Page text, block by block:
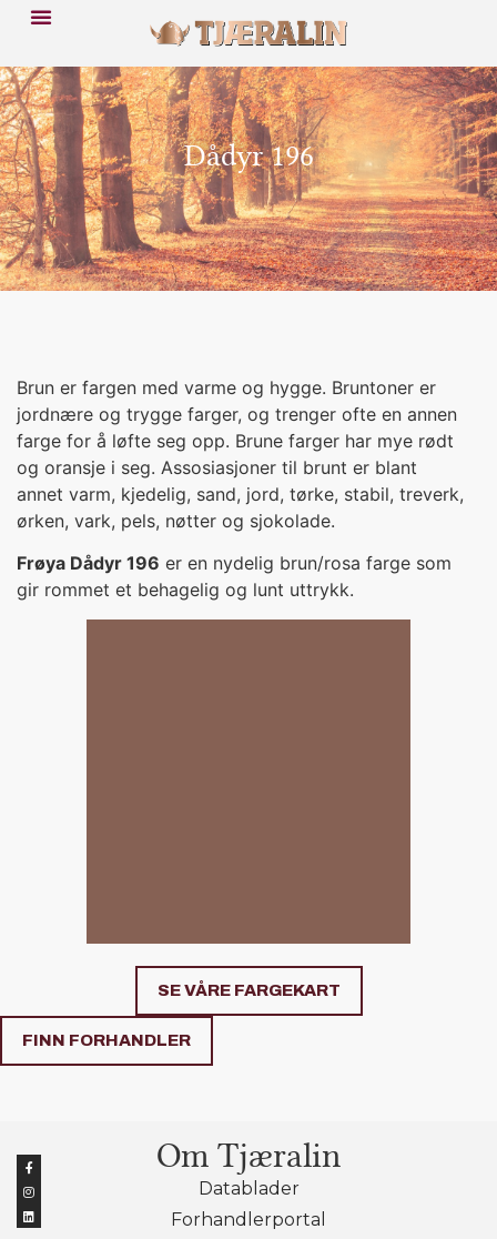
Dådyr 196
Brun er fargen med varme og hygge. Bruntoner er
jordnære og trygge farger, og trenger ofte en annen
farge for å løfte seg opp. Brune farger har mye rødt
og oransje i seg. Assosiasjoner til brunt er blant
annet varm, kjedelig, sand, jord, tørke, stabil, treverk,
ørken, vark, pels, nøtter og sjokolade.
Frøya Dådyr 196 er en nydelig brun/rosa farge som
gir rommet et behagelig og lunt uttrykk.
SE VÅRE FARGEKART
FINN FORHANDLER
Om Tjæralin
Datablader
Forhandlerportal